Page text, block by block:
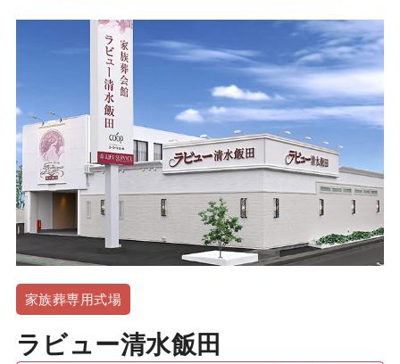
家族葬専用式場
ラビュー清水飯田